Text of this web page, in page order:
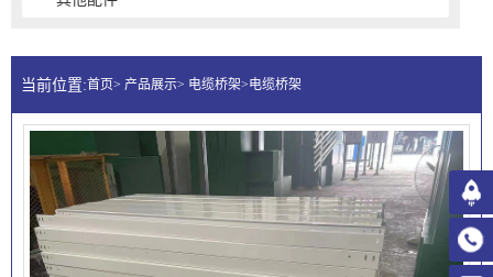
当前位置:首页> 产品展示> 电缆桥架>电缆桥架